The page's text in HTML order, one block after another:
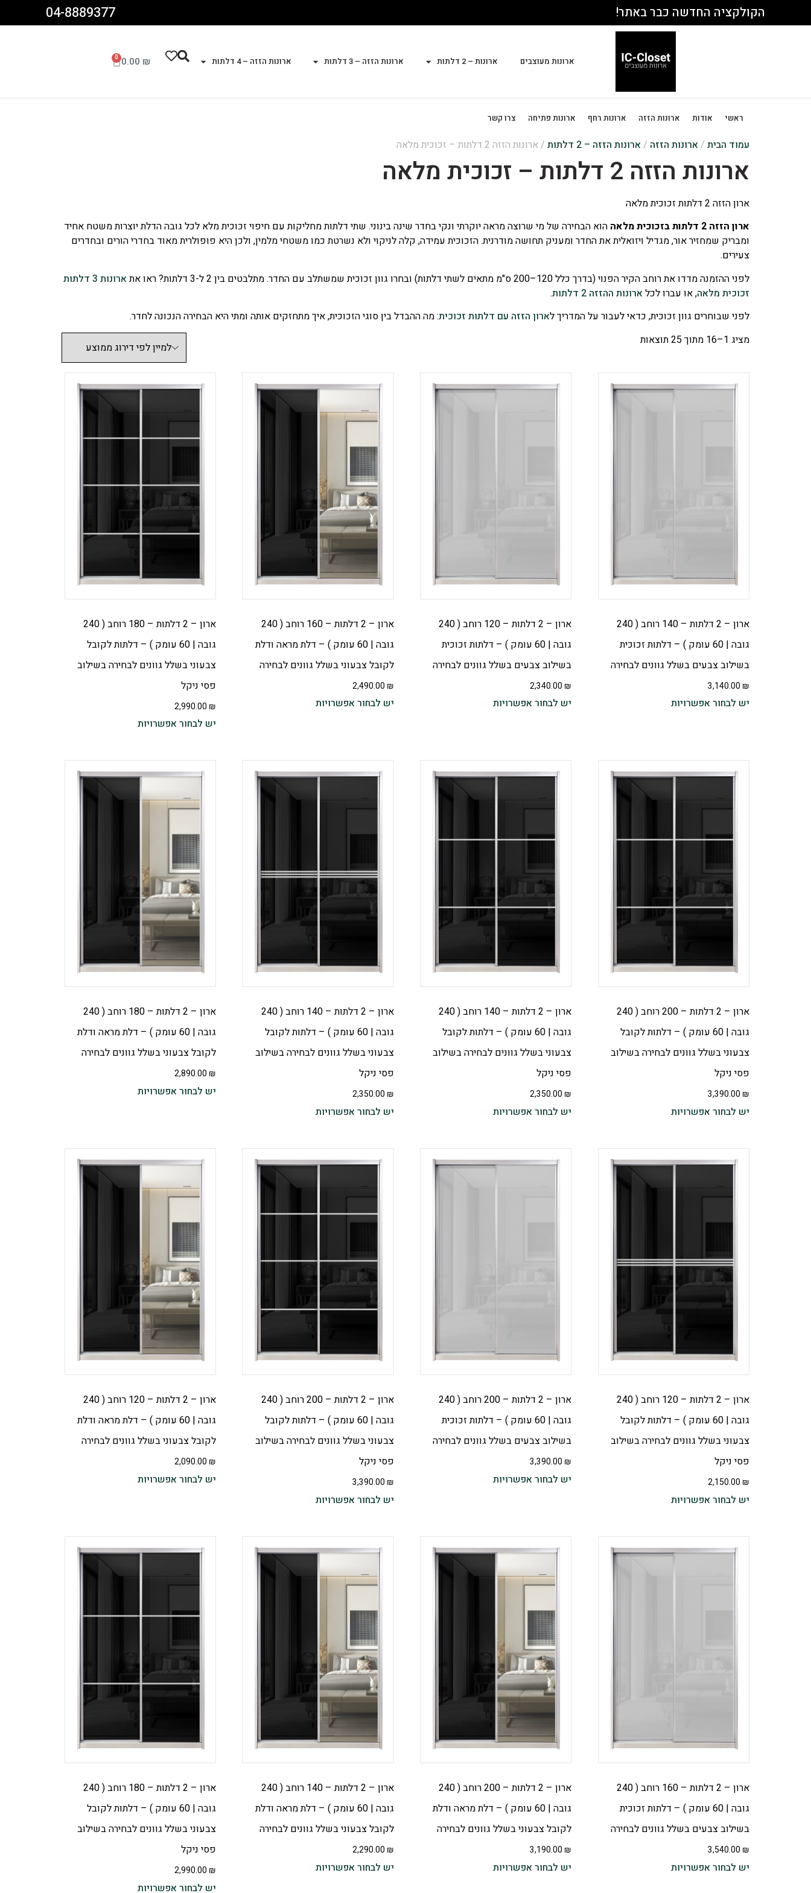
הקולקציה החדשה כבר באתר! 04-8889377
ארונות מעוצבים ארונות – 2 דלתות ארונות הזזה – 3 דלתות ארונות הזזה – 4 דלתות 0.00 ₪
0
ראשי אודות ארונות הזזה ארונות רחף ארונות פתיחה צרו קשר
עמוד הבית / ארונות הזזה / ארונות הזזה – 2 דלתות / ארונות הזזה 2 דלתות – זכוכית מלאה
ארונות הזזה 2 דלתות – זכוכית מלאה
ארון הזזה 2 דלתות זכוכית מלאה
ארון הזזה 2 דלתות בזכוכית מלאה
הוא הבחירה של מי שרוצה מראה יוקרתי ונקי בחדר שינה בינוני. שתי דלתות מחליקות עם חיפוי זכוכית מלא לכל גובה הדלת יוצרות משטח אחיד
ומבריק שמחזיר אור, מגדיל ויזואלית את החדר ומעניק תחושה מודרנית. הזכוכית עמידה, קלה לניקוי ולא נשרטת כמו משטחי מלמין, ולכן היא פופולרית מאוד בחדרי הורים ובחדרים
צעירים.
לפני ההזמנה מדדו את רוחב הקיר הפנוי (בדרך כלל 120–200 ס"מ מתאים לשתי דלתות) ובחרו גוון זכוכית שמשתלב עם החדר. מתלבטים בין 2 ל-3 דלתות? ראו את
ארונות 3 דלתות
זכוכית מלאה, או עברו לכל ארונות ההזזה 2 דלתות
.
לפני שבוחרים גוון זכוכית, כדאי לעבור על המדריך לארון הזזה עם דלתות זכוכית: מה ההבדל בין סוגי הזכוכית, איך מתחזקים אותה ומתי היא הבחירה הנכונה לחדר.
מציג 1–16 מתוך 25 תוצאות
ארון – 2 דלתות – 140 רוחב ( 240
גובה | 60 עומק ) – דלתות זכוכית
בשילוב צבעים בשלל גוונים לבחירה
3,140.00 ₪
יש לבחור אפשרויות
ארון – 2 דלתות – 120 רוחב ( 240
גובה | 60 עומק ) – דלתות זכוכית
בשילוב צבעים בשלל גוונים לבחירה
2,340.00 ₪
יש לבחור אפשרויות
ארון – 2 דלתות – 160 רוחב ( 240
גובה | 60 עומק ) – דלת מראה ודלת
לקובל צבעוני בשלל גוונים לבחירה
2,490.00 ₪
יש לבחור אפשרויות
ארון – 2 דלתות – 180 רוחב ( 240
גובה | 60 עומק ) – דלתות לקובל
צבעוני בשלל גוונים לבחירה בשילוב
פסי ניקל
2,990.00 ₪
יש לבחור אפשרויות
ארון – 2 דלתות – 200 רוחב ( 240
גובה | 60 עומק ) – דלתות לקובל
צבעוני בשלל גוונים לבחירה בשילוב
פסי ניקל
3,390.00 ₪
יש לבחור אפשרויות
ארון – 2 דלתות – 140 רוחב ( 240
גובה | 60 עומק ) – דלתות לקובל
צבעוני בשלל גוונים לבחירה בשילוב
פסי ניקל
2,350.00 ₪
יש לבחור אפשרויות
ארון – 2 דלתות – 140 רוחב ( 240
גובה | 60 עומק ) – דלתות לקובל
צבעוני בשלל גוונים לבחירה בשילוב
פסי ניקל
2,350.00 ₪
יש לבחור אפשרויות
ארון – 2 דלתות – 180 רוחב ( 240
גובה | 60 עומק ) – דלת מראה ודלת
לקובל צבעוני בשלל גוונים לבחירה
2,890.00 ₪
יש לבחור אפשרויות
ארון – 2 דלתות – 120 רוחב ( 240
גובה | 60 עומק ) – דלתות לקובל
צבעוני בשלל גוונים לבחירה בשילוב
פסי ניקל
2,150.00 ₪
יש לבחור אפשרויות
ארון – 2 דלתות – 200 רוחב ( 240
גובה | 60 עומק ) – דלתות זכוכית
בשילוב צבעים בשלל גוונים לבחירה
3,390.00 ₪
יש לבחור אפשרויות
ארון – 2 דלתות – 200 רוחב ( 240
גובה | 60 עומק ) – דלתות לקובל
צבעוני בשלל גוונים לבחירה בשילוב
פסי ניקל
3,390.00 ₪
יש לבחור אפשרויות
ארון – 2 דלתות – 120 רוחב ( 240
גובה | 60 עומק ) – דלת מראה ודלת
לקובל צבעוני בשלל גוונים לבחירה
2,090.00 ₪
יש לבחור אפשרויות
ארון – 2 דלתות – 160 רוחב ( 240
גובה | 60 עומק ) – דלתות זכוכית
בשילוב צבעים בשלל גוונים לבחירה
3,540.00 ₪
יש לבחור אפשרויות
ארון – 2 דלתות – 200 רוחב ( 240
גובה | 60 עומק ) – דלת מראה ודלת
לקובל צבעוני בשלל גוונים לבחירה
3,190.00 ₪
יש לבחור אפשרויות
ארון – 2 דלתות – 140 רוחב ( 240
גובה | 60 עומק ) – דלת מראה ודלת
לקובל צבעוני בשלל גוונים לבחירה
2,290.00 ₪
יש לבחור אפשרויות
ארון – 2 דלתות – 180 רוחב ( 240
גובה | 60 עומק ) – דלתות לקובל
צבעוני בשלל גוונים לבחירה בשילוב
פסי ניקל
2,990.00 ₪
יש לבחור אפשרויות